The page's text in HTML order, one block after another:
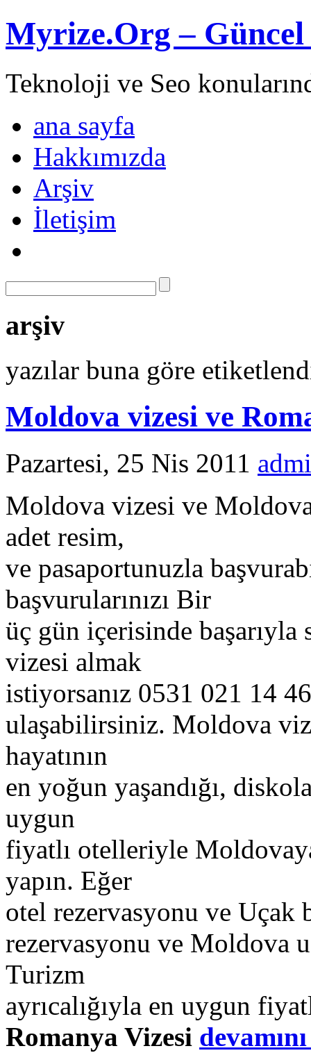
Myrize.Org – Güncel
Teknoloji ve Seo
ana sayfa
Hakkımızda
Arşiv
İletişim
arşiv
yazılar buna göre
Moldova vizesi ve
Pazartesi, 25 Nis 2011
Moldova vizesi ve
adet resim,
ve pasaportunuzla
başvurularınızı Bir
üç gün içerisinde
vizesi almak
istiyorsanız 0531 021 14
ulaşabilirsiniz. Moldova
hayatının
en yoğun yaşandığı,
uygun
fiyatlı otelleriyle
yapın. Eğer
otel rezervasyonu ve Uçak
rezervasyonu ve Moldova
Turizm
ayrıcalığıyla en uygun
Romanya Vizesi